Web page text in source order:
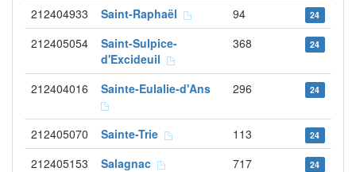
212404933 Saint-Raphaël 94 24
212405054
Saint-Sulpice-
d'Excideuil
368 24
212404016 Sainte-Eulalie-d'Ans 296 24
212405070 Sainte-Trie 113 24
212405153 Salagnac 717 24